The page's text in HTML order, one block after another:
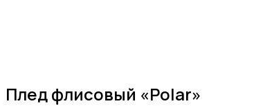
Плед флисовый «Polar»